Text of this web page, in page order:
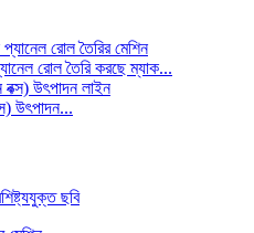
রোল তৈরি করছে ম্যাক...
উৎপাদন...